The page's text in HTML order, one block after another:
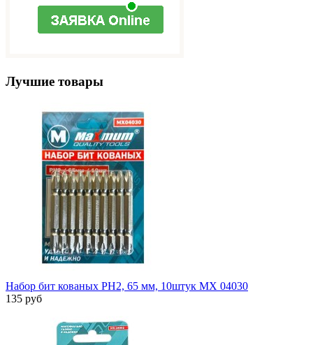
Лучшие товары
Набор бит кованых PH2, 65 мм, 10штук MX 04030
135 руб